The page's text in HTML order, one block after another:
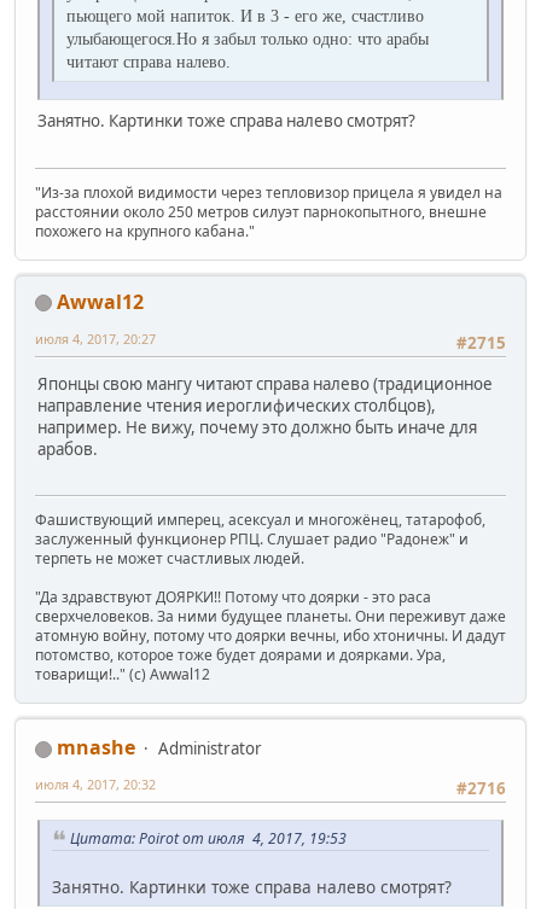
пьющего мой напиток. И в 3 - его же, счастливо
улыбающегося.Hо я забыл только одно: что аpабы
читают спpава налево.
Занятно. Картинки тоже справа налево смотрят?
"Из-за плохой видимости через тепловизор прицела я увидел на
расстоянии около 250 метров силуэт парнокопытного, внешне
похожего на крупного кабана."
Awwal12
#2715
июля 4, 2017, 20:27
Японцы свою мангу читают справа налево (традиционное
направление чтения иероглифических столбцов),
например. Не вижу, почему это должно быть иначе для
арабов.
Фашиствующий имперец, асексуал и многожёнец, татарофоб,
заслуженный функционер РПЦ. Слушает радио "Радонеж" и
терпеть не может счастливых людей.
"Да здравствуют ДОЯРКИ!! Потому что доярки - это раса
сверхчеловеков. За ними будущее планеты. Они переживут даже
атомную войну, потому что доярки вечны, ибо хтоничны. И дадут
потомство, которое тоже будет доярами и доярками. Ура,
товарищи!.." (c) Awwal12
mnashe
Administrator
#2716
июля 4, 2017, 20:32
Цитата: Poirot от июля 4, 2017, 19:53
Занятно. Картинки тоже справа налево смотрят?